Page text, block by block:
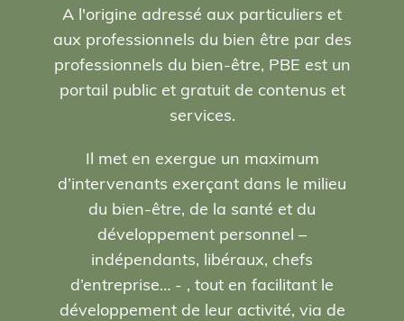
A l'origine adressé aux particuliers et
aux professionnels du bien être par des
professionnels du bien-être, PBE est un
portail public et gratuit de contenus et
services.
Il met en exergue un maximum
d’intervenants exerçant dans le milieu
du bien-être, de la santé et du
développement personnel –
indépendants, libéraux, chefs
d’entreprise… - , tout en facilitant le
développement de leur activité, via de